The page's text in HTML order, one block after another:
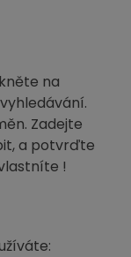
na
Zadejte
a potvrďte
!